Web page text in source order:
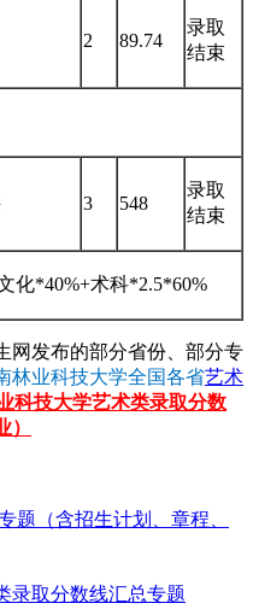
2 89.74
录取
结束
3 548
录取
结束
化*40%+术科*2.5*60%
网发布的部分省份、部分专
林业科技大学全国各省艺术
科技大学艺术类录取分数
题（含招生计划、章程、
录取分数线汇总专题